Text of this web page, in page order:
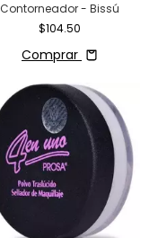
Contorneador - Bissú
$104.50
Comprar